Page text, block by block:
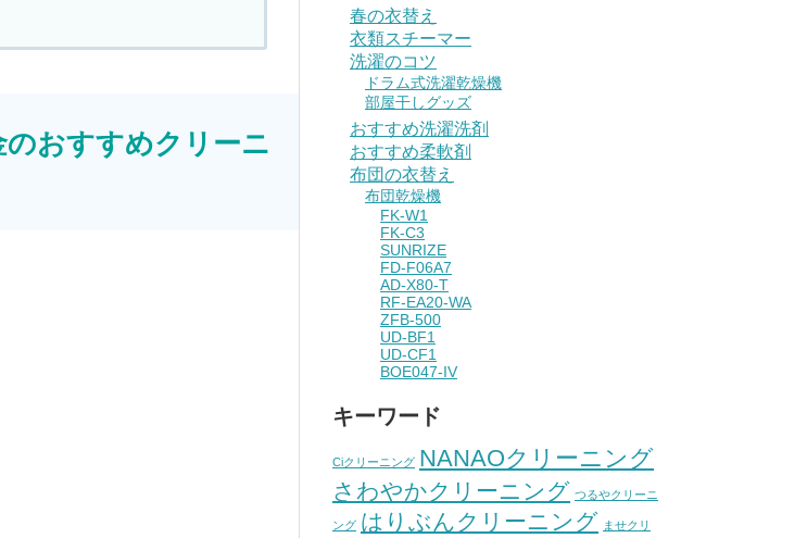
おすすめクリーニ
春の衣替え
衣類スチーマー
洗濯のコツ
ドラム式洗濯乾燥機
部屋干しグッズ
おすすめ洗濯洗剤
おすすめ柔軟剤
布団の衣替え
布団乾燥機
FK-W1
FK-C3
SUNRIZE
FD-F06A7
AD-X80-T
RF-EA20-WA
ZFB-500
UD-BF1
UD-CF1
BOE047-IV
キーワード
Ciクリーニング NANAOクリーニング
さわやかクリーニング つるやクリーニ
ング はりぶんクリーニング ませクリ